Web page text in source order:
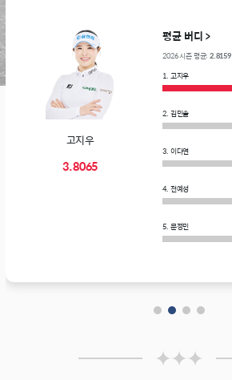
고지우
3.8065
평균 버디 >
2026 시즌 평균:2.8159
1. 고지우
2. 김민솔
3. 이다연
4. 전예성
5. 문정민